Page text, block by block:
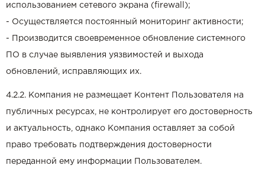
использованием сетевого экрана (firewall);
- Осуществляется постоянный мониторинг активности;
- Производится своевременное обновление системного
ПО в случае выявления уязвимостей и выхода
обновлений, исправляющих их.
4.2.2. Компания не размещает Контент Пользователя на
публичных ресурсах, не контролирует его достоверность
и актуальность, однако Компания оставляет за собой
право требовать подтверждения достоверности
переданной ему информации Пользователем.